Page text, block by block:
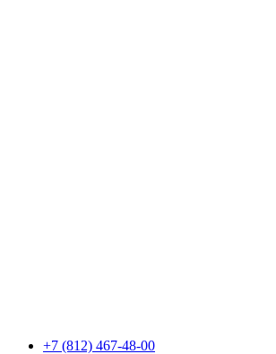
+7 (812) 467-48-00